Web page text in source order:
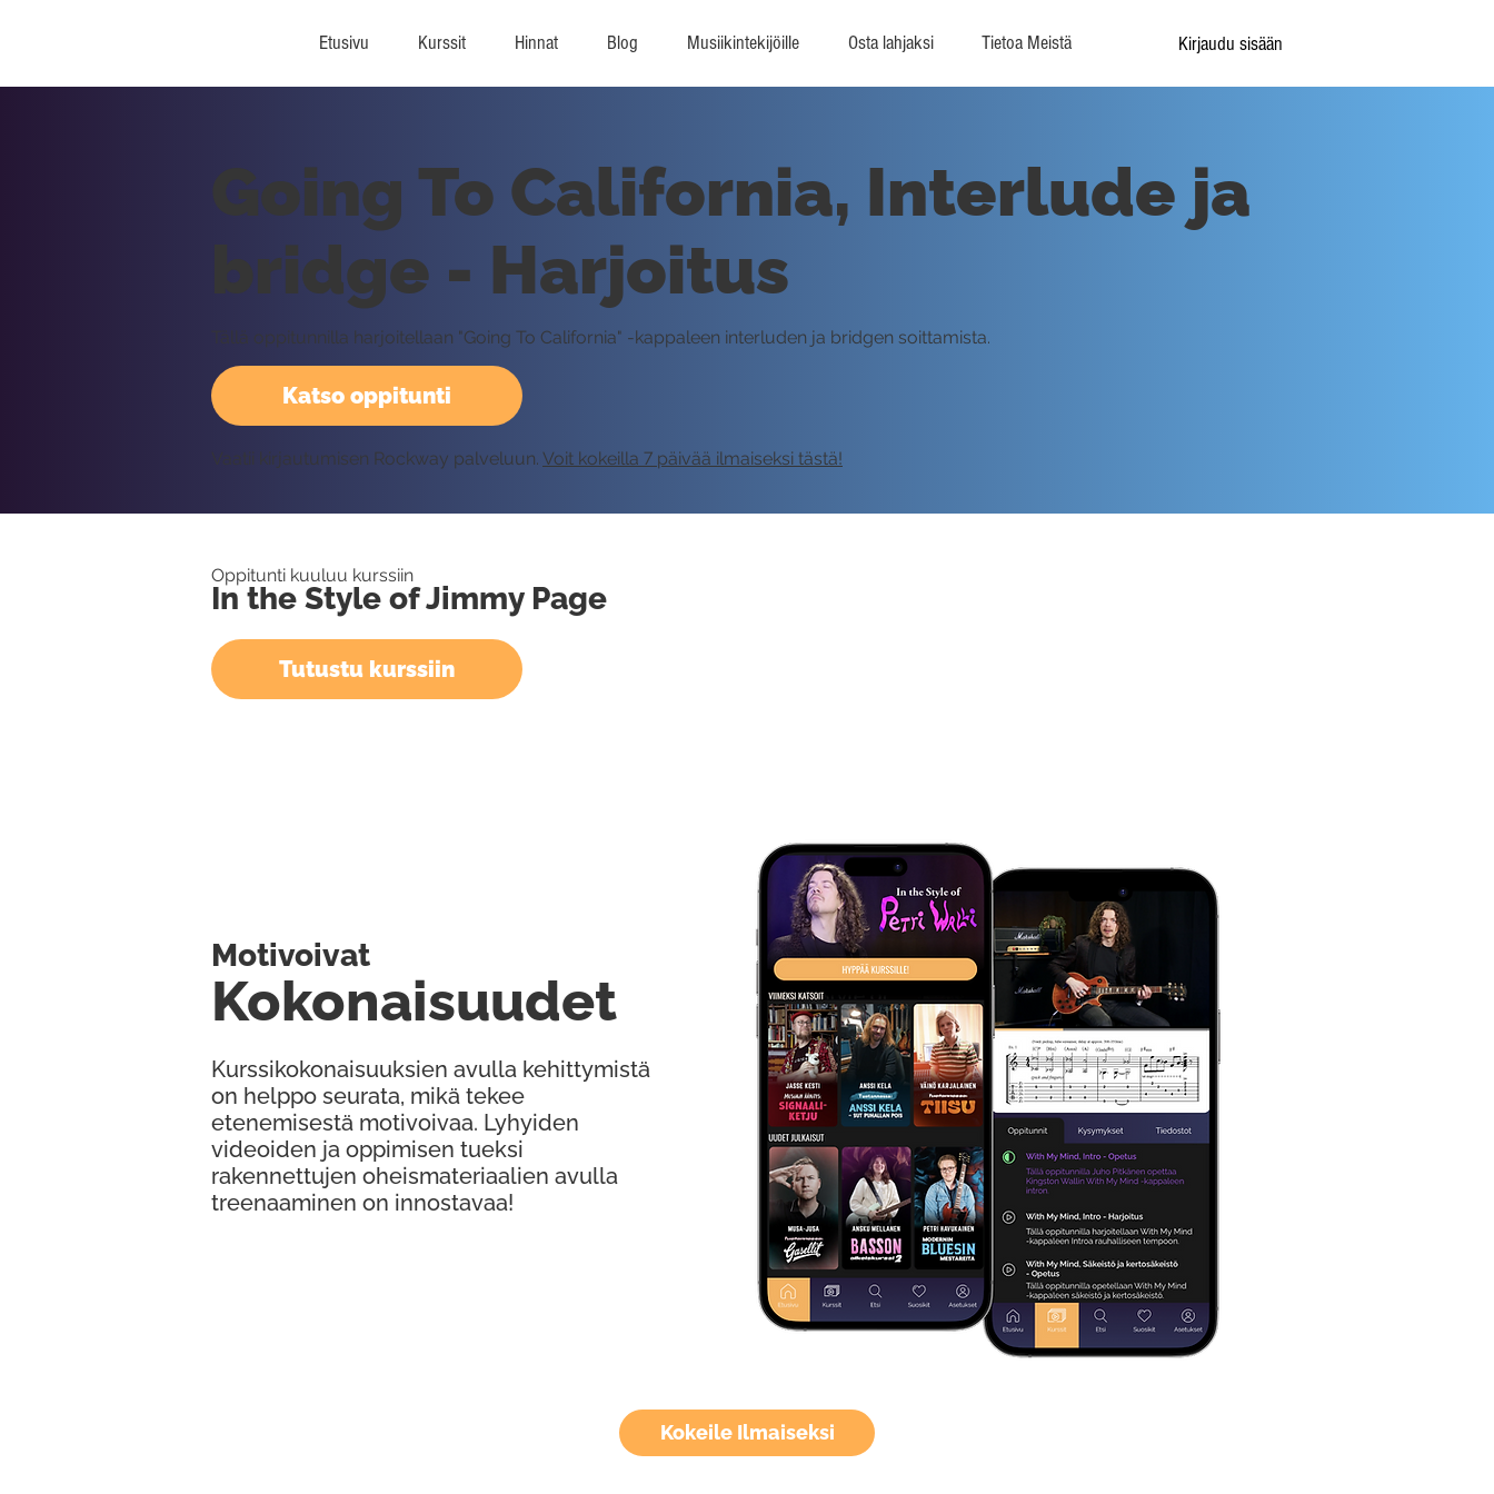
Etusivu Kurssit Hinnat Blog Musiikintekijöille Osta lahjaksi Tietoa Meistä Kirjaudu sisään
Kokeile Ilmaiseksi
Katso oppitunti
Going To California, Interlude ja
bridge - Harjoitus
Tällä oppitunnilla harjoitellaan "Going To California" -kappaleen interluden ja bridgen soittamista.
Vaatii kirjautumisen Rockway palveluun. Voit kokeilla 7 päivää ilmaiseksi tästä!
Oppitunti kuuluu kurssiin
In the Style of Jimmy Page
Tutustu kurssiin
Kurssikokonaisuuksien avulla kehittymistä
on helppo seurata, mikä tekee
etenemisestä motivoivaa. Lyhyiden
videoiden ja oppimisen tueksi
rakennettujen oheismateriaalien avulla
treenaaminen on innostavaa!
Kokonaisuudet
Motivoivat